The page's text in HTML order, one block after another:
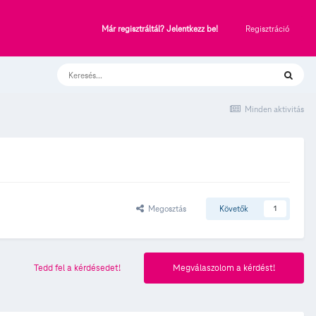
Már regisztráltál? Jelentkezz be! Regisztráció
Minden aktivitás
Megosztás Követők 1
Megválaszolom a kérdést!
Tedd fel a kérdésedet!